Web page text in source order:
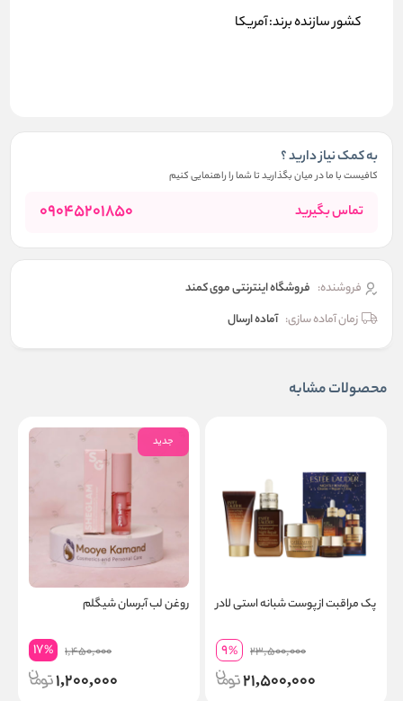
کشور سازنده برند:آمریکا
به کمک نیاز دارید ؟
کافیست با ما در میان بگذارید تا شما را راهنمایی کنیم
تماس بگیرید 09045201850
فروشنده: فروشگاه اینترنتی موی کمند
زمان آماده سازی: آماده ارسال
محصولات مشابه
پک مراقبت از پوست شبانه استی لادر
23,500,000
9%
21,500,000
جدید
روغن لب آبرسان شیگلم
1,450,000
17%
1,200,000